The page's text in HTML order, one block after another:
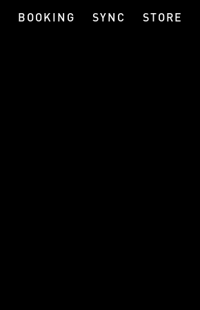
BOOKING SYNC STORE